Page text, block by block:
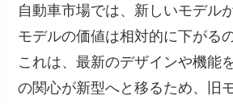
自動車市場では、新しいモデル
モデルの価値は相対的に下がる
これは、最新のデザインや機能
の関心が新型へと移るため、旧